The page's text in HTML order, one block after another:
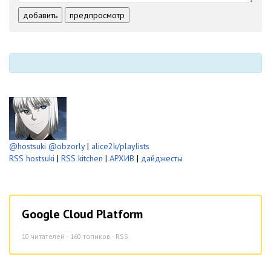
-
-
-
добавить предпросмотр
@hostsuki @obzorly| alice2k/playlists
RSS hostsuki | RSS kitchen | АРХИВ | дайджесты
Google Cloud Platform
10 читателей · 160 топиков · RSS